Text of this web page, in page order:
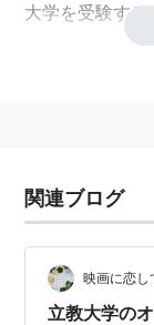
大学を受験する
関連ブログ
映画に恋し
立教大学の